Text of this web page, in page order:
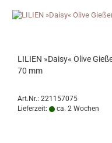
LILIEN »Daisy« Olive
70 mm
Art.Nr.: 221157075
Lieferzeit:
ca. 2 Wochen